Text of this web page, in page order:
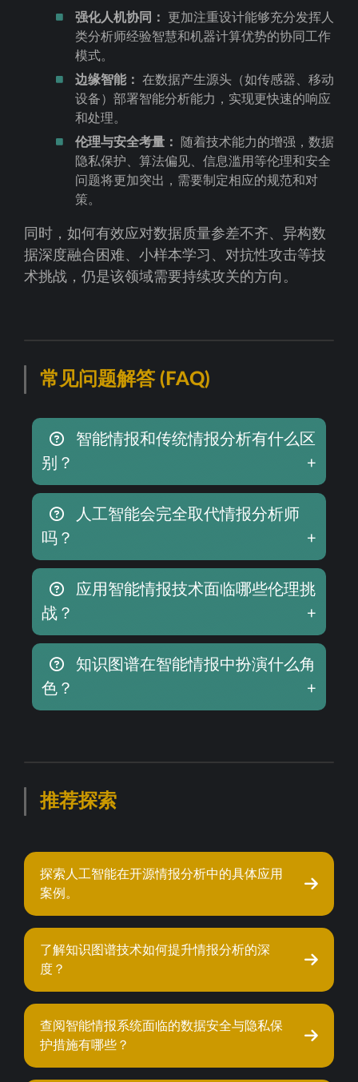
强化人机协同：
更加注重设计能够充分发挥人
类分析师经验智慧和机器计算优势的协同工作
模式。
边缘智能：
在数据产生源头（如传感器、移动
设备）部署智能分析能力，实现更快速的响应
和处理。
伦理与安全考量：
随着技术能力的增强，数据
隐私保护、算法偏见、信息滥用等伦理和安全
问题将更加突出，需要制定相应的规范和对
策。
同时，如何有效应对数据质量参差不齐、异构数
据深度融合困难、小样本学习、对抗性攻击等技
术挑战，仍是该领域需要持续攻关的方向。
常见问题解答 (FAQ)
智能情报和传统情报分析有什么区
别？
+
人工智能会完全取代情报分析师
吗？
+
应用智能情报技术面临哪些伦理挑
战？
+
知识图谱在智能情报中扮演什么角
色？
+
推荐探索
探索人工智能在开源情报分析中的具体应用
案例。
了解知识图谱技术如何提升情报分析的深
度？
查阅智能情报系统面临的数据安全与隐私保
护措施有哪些？